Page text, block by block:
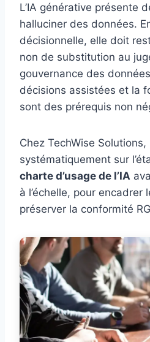
L’IA générative présente
halluciner des données.
décisionnelle, elle doit
non de substitution au
gouvernance des
décisions assistées et la
sont des prérequis non
Chez TechWise
systématiquement sur
charte d’usage de l’IA
à l’échelle, pour
préserver la conformité